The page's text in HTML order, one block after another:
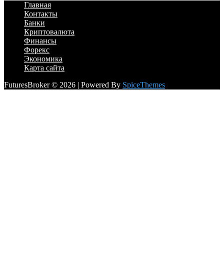
Главная
Контакты
Банки
Криптовалюта
Финансы
Форекс
Экономика
Карта сайта
FuturesBroker © 2026 | Powered By SpiceThemes